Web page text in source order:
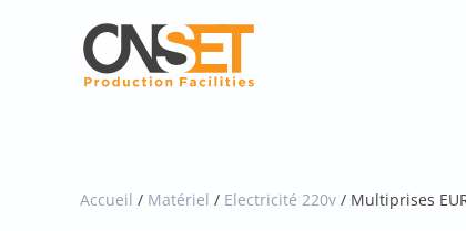
Skip
Accueil / Matériel / Electricité 220v / Multiprises